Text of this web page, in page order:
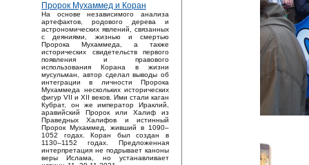
Пророк Мухаммед и Коран
На основе независимого анализа
артефактов, родового дерева и
астрономических явлений, связанных
с деяниями, жизнью и смертью
Пророка Мухаммеда, а также
исторических свидетельств первого
появления и правового
использования Корана в жизни
мусульман, автор сделал выводы об
интеграции в личности Пророка
Мухаммеда нескольких исторических
фигур VII и XII веков. Ими стали каган
Кубрат, он же император Ираклий,
аравийский Пророк или Халиф из
Праведных Халифов и истинный
Пророк Мухаммед, живший в 1090–
1052 годах. Коран был создан в
1130–1152 годах. Предложенная
интерпретация не подрывает каноны
веры Ислама, но устанавливает